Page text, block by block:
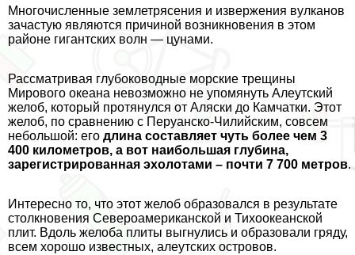
Многочисленные землетрясения и извержения вулканов
зачастую являются причиной возникновения в этом
районе гигантских волн — цунами.
Рассматривая глубоководные морские трещины
Мирового океана невозможно не упомянуть Алеутский
желоб, который протянулся от Аляски до Камчатки. Этот
желоб, по сравнению с Перуанско-Чилийским, совсем
небольшой: его длина составляет чуть более чем 3
400 километров, а вот наибольшая глубина,
зарегистрированная эхолотами – почти 7 700 метров.
Интересно то, что этот желоб образовался в результате
столкновения Североамериканской и Тихоокеанской
плит. Вдоль желоба плиты выгнулись и образовали гряду,
всем хорошо известных, алеутских островов.